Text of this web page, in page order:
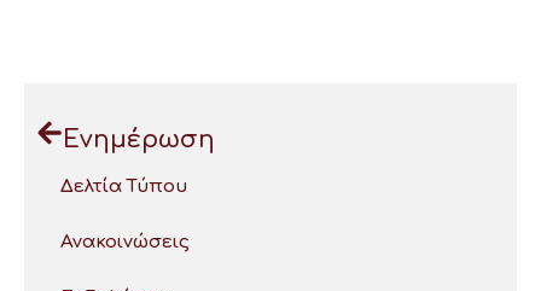
Ενημέρωση
Δελτία Τύπου
Ανακοινώσεις